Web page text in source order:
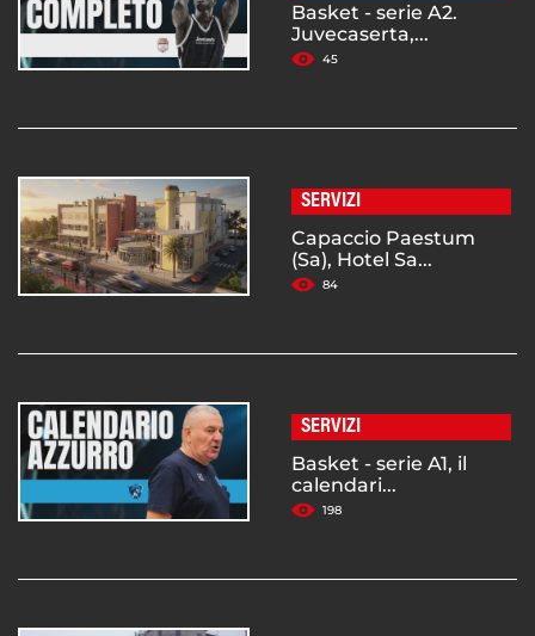
Basket - serie A2.
Juvecaserta,...
45
SERVIZI
Capaccio Paestum
(Sa), Hotel Sa...
84
SERVIZI
Basket - serie A1, il
calendari...
198